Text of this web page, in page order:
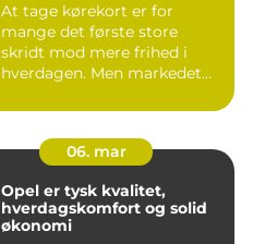
At tage kørekort er for
mange det første store
skridt mod mere frihed i
hverdagen. Men markedet
06. mar
Opel er tysk kvalitet,
hverdagskomfort og solid
økonomi